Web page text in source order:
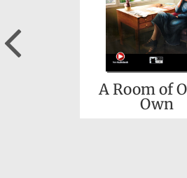
A Room of
Own